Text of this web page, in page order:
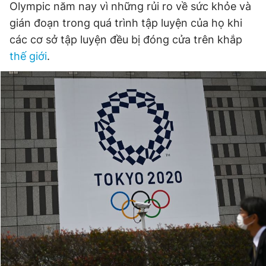
Olympic năm nay vì những rủi ro về sức khỏe và
gián đoạn trong quá trình tập luyện của họ khi
các cơ sở tập luyện đều bị đóng cửa trên khắp
thế giới.